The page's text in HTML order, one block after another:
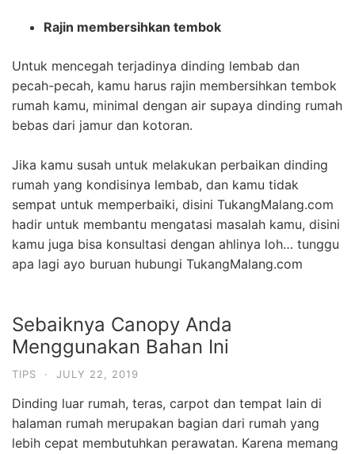
Rajin membersihkan tembok
Untuk mencegah terjadinya dinding lembab dan
pecah-pecah, kamu harus rajin membersihkan tembok
rumah kamu, minimal dengan air supaya dinding rumah
bebas dari jamur dan kotoran.
Jika kamu susah untuk melakukan perbaikan dinding
rumah yang kondisinya lembab, dan kamu tidak
sempat untuk memperbaiki, disini TukangMalang.com
hadir untuk membantu mengatasi masalah kamu, disini
kamu juga bisa konsultasi dengan ahlinya loh… tunggu
apa lagi ayo buruan hubungi TukangMalang.com
Sebaiknya Canopy Anda
Menggunakan Bahan Ini
TIPS · JULY 22, 2019
Dinding luar rumah, teras, carpot dan tempat lain di
halaman rumah merupakan bagian dari rumah yang
lebih cepat membutuhkan perawatan. Karena memang